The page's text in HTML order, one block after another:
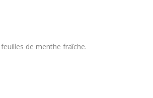
de menthe fraîche.